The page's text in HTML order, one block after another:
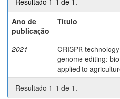
Ano de
publicação
Título
2021
CRISPR
genome editing:
applied to
Resultado 1-1 de 1.